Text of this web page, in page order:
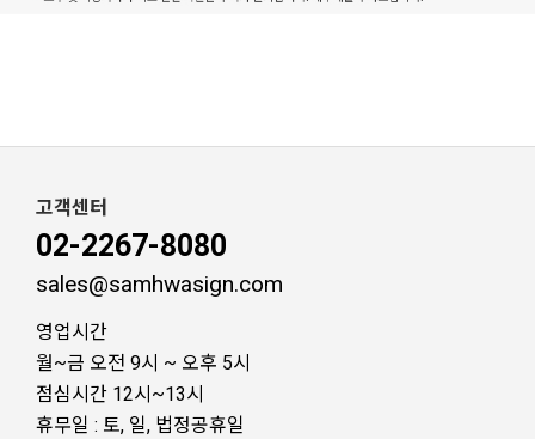
고객센터
02-2267-8080
sales@samhwasign.com
영업시간
월~금 오전 9시 ~ 오후 5시
점심시간 12시~13시
휴무일 : 토, 일, 법정공휴일